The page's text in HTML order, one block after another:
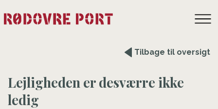
Tilbage til oversigt
Lejligheden er desværre ikke
ledig